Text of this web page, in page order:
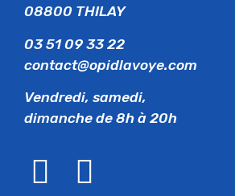
08800 THILAY
03 51 09 33 22
contact@opidlavoye.com
Vendredi, samedi,
dimanche de 8h à 20h